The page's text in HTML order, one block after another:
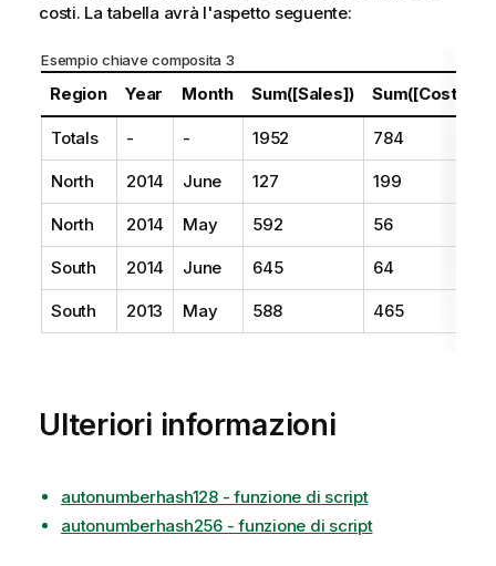
costi. La tabella avrà l'aspetto seguente:
Esempio chiave composita 3
Region Year Month Sum([Sales]) Sum([Costs])
Totals - - 1952 784
North 2014 June 127 199
North 2014 May 592 56
South 2014 June 645 64
South 2013 May 588 465
Ulteriori informazioni
autonumberhash128 - funzione di script
autonumberhash256 - funzione di script